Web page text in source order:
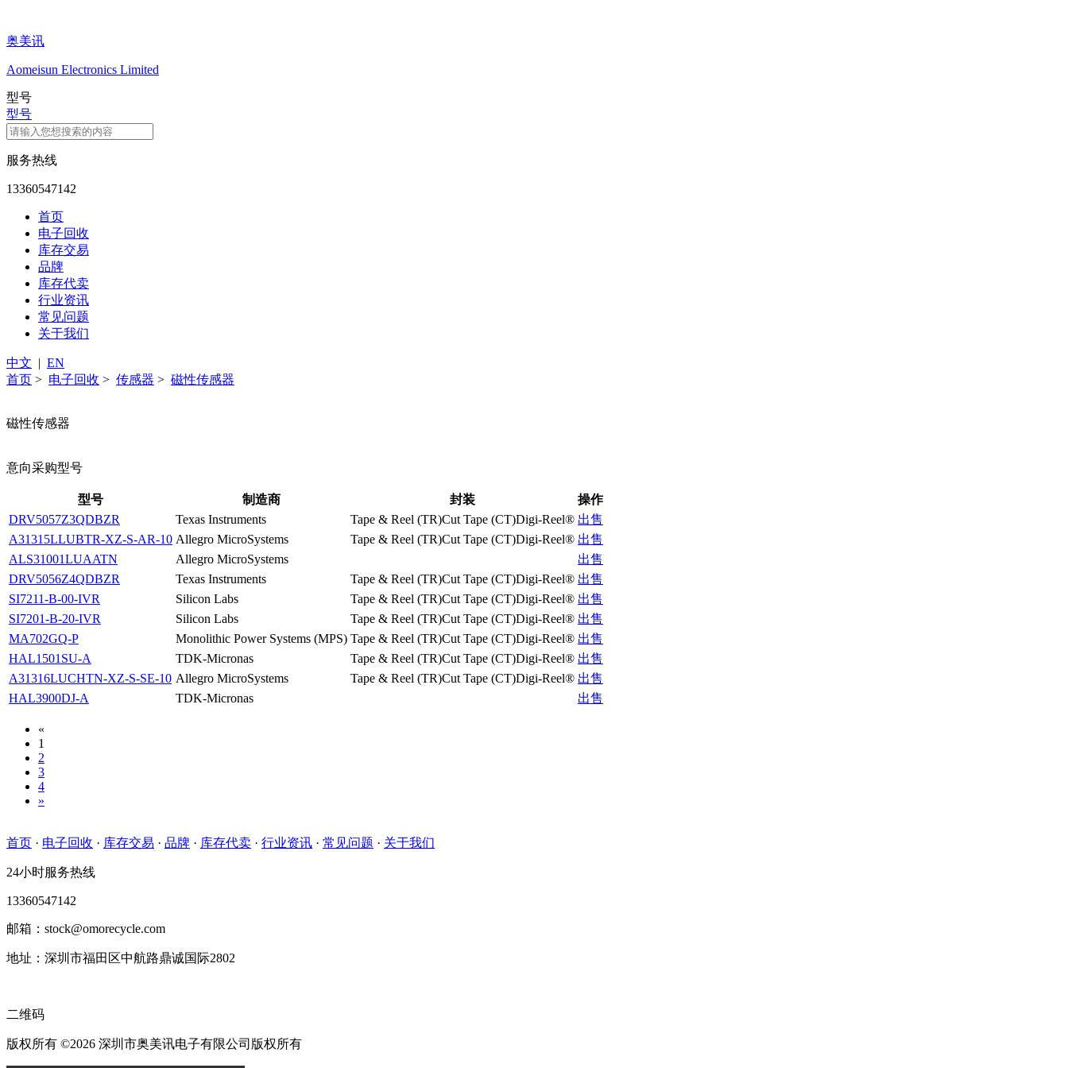
奥美讯
Aomeisun Electronics Limited
型号
型号
服务热线
13360547142
首页
电子回收
库存交易
品牌
库存代卖
行业资讯
常见问题
关于我们
中文 | EN
首页 > 电子回收 > 传感器 > 磁性传感器
磁性传感器
意向采购型号
型号 制造商 封装
操作
DRV5057Z3QDBZR
Texas Instruments Tape & Reel (TR)Cut Tape (CT)Digi-Reel® 出售
A31315LLUBTR-XZ-S-AR-10 Allegro MicroSystems Tape & Reel (TR)Cut Tape (CT)Digi-Reel® 出售
ALS31001LUAATN
Allegro MicroSystems
出售
DRV5056Z4QDBZR
Texas Instruments Tape & Reel (TR)Cut Tape (CT)Digi-Reel® 出售
SI7211-B-00-IVR
Silicon Labs Tape & Reel (TR)Cut Tape (CT)Digi-Reel® 出售
SI7201-B-20-IVR
Silicon Labs Tape & Reel (TR)Cut Tape (CT)Digi-Reel® 出售
MA702GQ-P
Monolithic Power Systems (MPS) Tape & Reel (TR)Cut Tape (CT)Digi-Reel® 出售
HAL1501SU-A
TDK-Micronas Tape & Reel (TR)Cut Tape (CT)Digi-Reel® 出售
A31316LUCHTN-XZ-S-SE-10 Allegro MicroSystems Tape & Reel (TR)Cut Tape (CT)Digi-Reel® 出售
HAL3900DJ-A
TDK-Micronas 出售
«
1
2
3
4
»
首页 · 电子回收 · 库存交易 · 品牌 · 库存代卖 · 行业资讯 · 常见问题 · 关于我们
24小时服务热线
13360547142
邮箱：stock@omorecycle.com
地址：深圳市福田区中航路鼎诚国际2802
二维码
版权所有 ©2026 深圳市奥美讯电子有限公司版权所有